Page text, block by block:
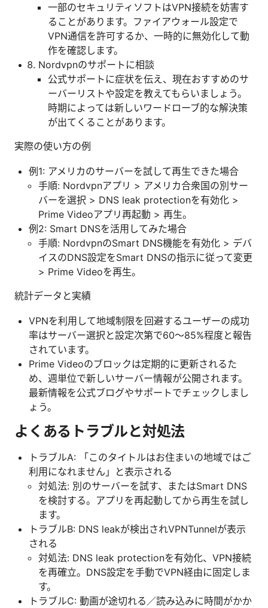
一部のセキュリティソフトはVPN接続を妨害す
ることがあります。ファイアウォール設定で
VPN通信を許可するか、一時的に無効化して動
作を確認します。
Nordvpnのサポートに相談
公式サポートに症状を伝え、現在おすすめのサ
ーバーリストや設定を教えてもらいましょう。
時期によっては新しいワードローブ的な解決策
が出てくることがあります。
実際の使い方の例
例1: アメリカのサーバーを試して再生できた場合
手順: Nordvpnアプリ > アメリカ合衆国の別サー
バーを選択 > DNS leak protectionを有効化 >
Prime Videoアプリ再起動 > 再生。
例2: Smart DNSを活用してみた場合
手順: NordvpnのSmart DNS機能を有効化 > デバ
イスのDNS設定をSmart DNSの指示に従って変更
> Prime Videoを再生。
統計データと実績
VPNを利用して地域制限を回避するユーザーの成功
率はサーバー選択と設定次第で60〜85%程度と報告
されています。
Prime Videoのブロックは定期的に更新されるた
め、週単位で新しいサーバー情報が公開されます。
最新情報を公式ブログやサポートでチェックしまし
ょう。
よくあるトラブルと対処法
トラブルA: 「このタイトルはお住まいの地域ではご
利用になれません」と表示される
対処法: 別のサーバーを試す、またはSmart DNS
を検討する。アプリを再起動してから再生を試し
ます。
トラブルB: DNS leakが検出されVPNTunnelが表示
される
対処法: DNS leak protectionを有効化、VPN接続
を再確立。DNS設定を手動でVPN経由に固定しま
す。
トラブルC: 動画が途切れる／読み込みに時間がかか